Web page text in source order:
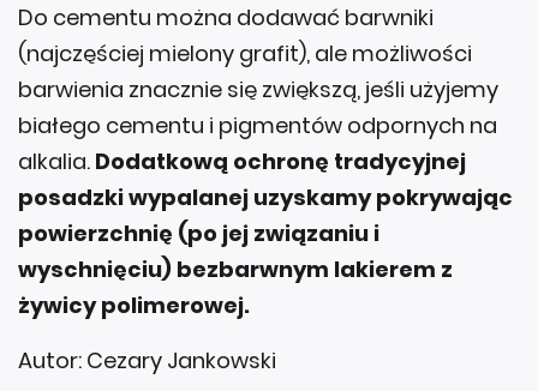
Do cementu można dodawać barwniki
(najczęściej mielony grafit), ale możliwości
barwienia znacznie się zwiększą, jeśli użyjemy
białego cementu i pigmentów odpornych na
alkalia. Dodatkową ochronę tradycyjnej
posadzki wypalanej uzyskamy pokrywając
powierzchnię (po jej związaniu i
wyschnięciu) bezbarwnym lakierem z
żywicy polimerowej.
Autor: Cezary Jankowski